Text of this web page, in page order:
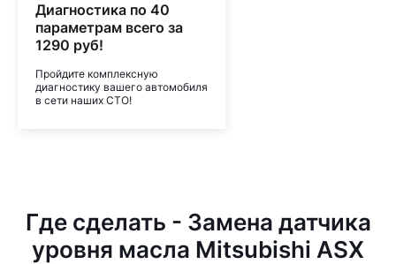
Диагностика по 40
параметрам всего за
1290 руб!
Пройдите комплексную
диагностику вашего автомобиля
в сети наших СТО!
Где сделать - Замена датчика
уровня масла Mitsubishi ASX